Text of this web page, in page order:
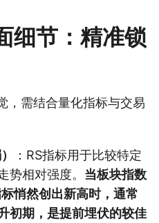
细节：精准锁
，需结合量化指标与交易
：RS指标用于比较特定
势相对强度。 当板块指数
悄然创出新高时，通常
初期，是提前埋伏的较佳